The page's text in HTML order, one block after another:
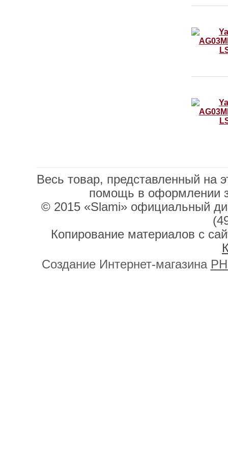
Весь товар, представленный на
помощь в оформлении
© 2015 «Slami» официальный
Копирование материалов с
Создание Интернет-магазина